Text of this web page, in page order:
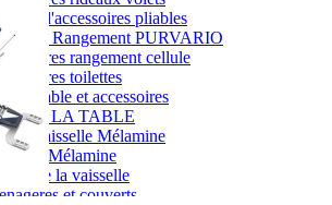
d'accessoires pliables
Rangement PURVARIO
rangement cellule
toilettes
de table et accessoires
DE LA TABLE
de Vaisselle Mélamine
Mélamine
faire la vaisselle
et couverts